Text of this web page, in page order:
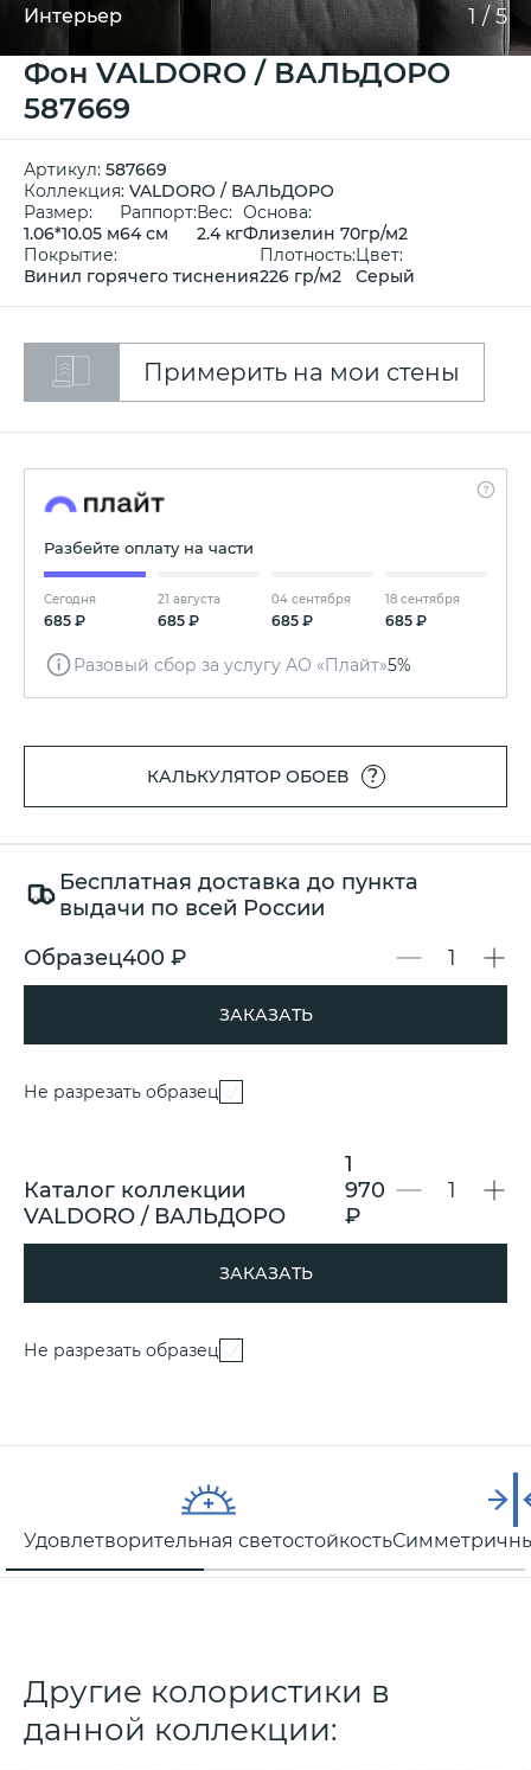
Интерьер 1 /5
Фон VALDORO / ВАЛЬДОРО
587669
Артикул: 587669
Коллекция: VALDORO / ВАЛЬДОРО
Размер:
1.06*10.05 м
Раппорт:
64 см
Вес:
2.4 кг
Основа:
Флизелин 70гр/м2
Покрытие:
Винил горячего тиснения
Плотность:
226 гр/м2
Цвет:
Серый
Примерить на мои стены
Разбейте оплату на части
Сегодня
685 ₽
21 августа
685 ₽
04 сентября
685 ₽
18 сентября
685 ₽
Разовый сбор за услугу АО «Плайт»5%
КАЛЬКУЛЯТОР ОБОЕВ ?
Бесплатная доставка до пункта
выдачи по всей России
Образец400 ₽
ЗАКАЗАТЬ
Не разрезать образец
Каталог коллекции
VALDORO / ВАЛЬДОРО
1
970
₽
ЗАКАЗАТЬ
Не разрезать образец
Удовлетворительная светостойкость
Другие колористики в
данной коллекции: